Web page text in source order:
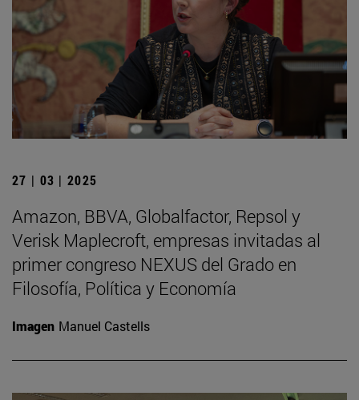
27 | 03 | 2025
Amazon, BBVA, Globalfactor, Repsol y
Verisk Maplecroft, empresas invitadas al
primer congreso NEXUS del Grado en
Filosofía, Política y Economía
Imagen Manuel Castells